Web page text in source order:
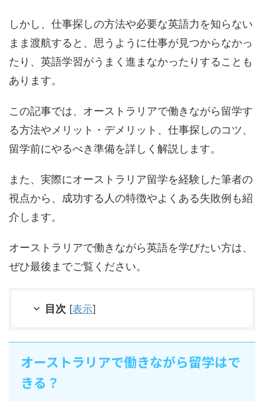
しかし、仕事探しの方法や必要な英語力を知らない
まま渡航すると、思うように仕事が見つからなかっ
たり、英語学習がうまく進まなかったりすることも
あります。
この記事では、オーストラリアで働きながら留学す
る方法やメリット・デメリット、仕事探しのコツ、
留学前にやるべき準備を詳しく解説します。
また、実際にオーストラリア留学を経験した筆者の
視点から、成功する人の特徴やよくある失敗例も紹
介します。
オーストラリアで働きながら英語を学びたい方は、
ぜひ最後までご覧ください。
目次 [表示]
オーストラリアで働きながら留学はで
きる？